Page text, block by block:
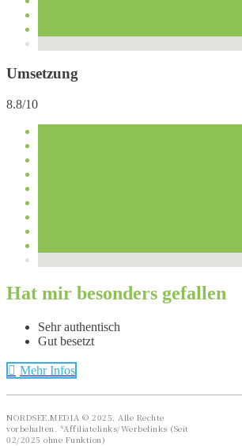
Umsetzung
8.8/10
Hat mir besonders gefallen
Sehr authentisch
Gut besetzt
Mehr Infos
NORDSEE.MEDIA © 2025. Alle Rechte
vorbehalten. *Affiliatelinks/Werbelinks (Seit
02/2025 ohne Funktion)